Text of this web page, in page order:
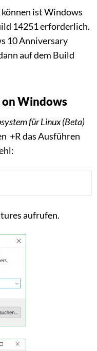
ist Windows
14251 erforderlich.
10 Anniversary
auf dem Build
Windows
für Linux (Beta)
+R das Ausführen
aufrufen.